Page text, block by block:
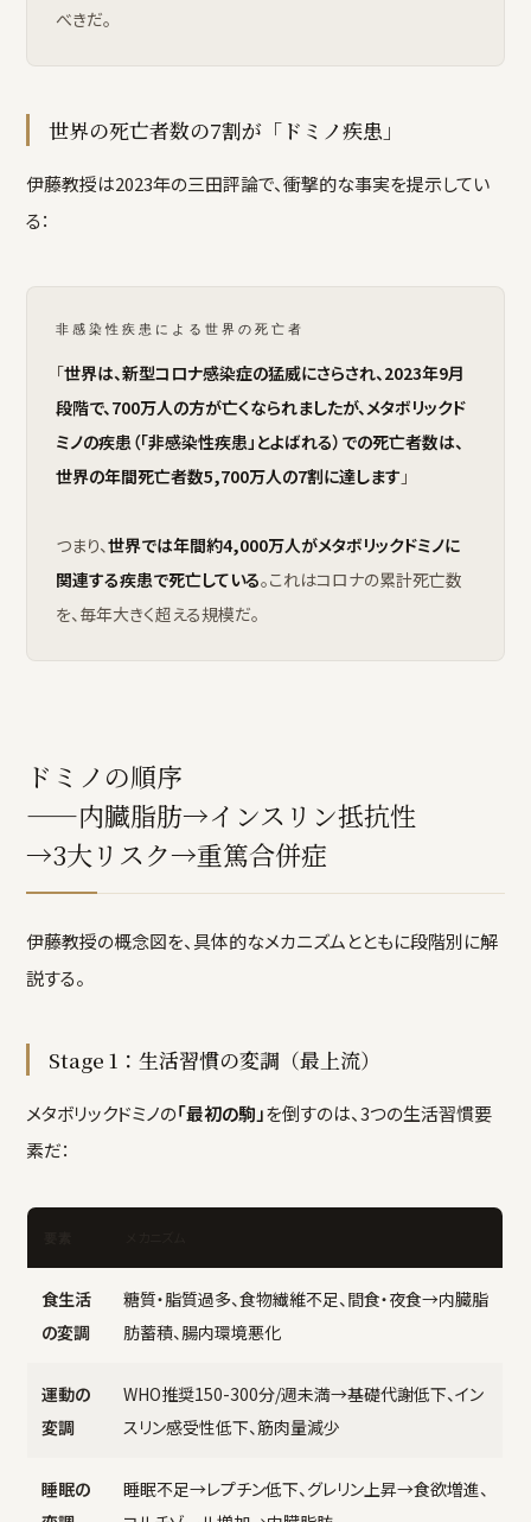
べきだ。
世界の死亡者数の7割が「ドミノ疾患」
伊藤教授は2023年の三田評論で、衝撃的な事実を提示してい
る：
非感染性疾患による世界の死亡者
「世界は、新型コロナ感染症の猛威にさらされ、2023年9月
段階で、700万人の方が亡くなられましたが、メタボリックド
ミノの疾患（「非感染性疾患」とよばれる）での死亡者数は、
世界の年間死亡者数5,700万人の7割に達します 」
つまり、世界では年間約4,000万人がメタボリックドミノに
関連する疾患で死亡している。これはコロナの累計死亡数
を、毎年大きく超える規模だ。
ドミノの順序
——内臓脂肪→インスリン抵抗性
→3大リスク→重篤合併症
伊藤教授の概念図を、具体的なメカニズムとともに段階別に解
説する。
Stage 1：生活習慣の変調（最上流）
メタボリックドミノの「最初の駒」を倒すのは、3つの生活習慣要
素だ：
食生活
の変調
糖質・脂質過多、食物繊維不足、間食・夜食→内臓脂
肪蓄積、腸内環境悪化
運動の
変調
WHO推奨150-300分/週未満→基礎代謝低下、イン
スリン感受性低下、筋肉量減少
睡眠の
睡眠不足→レプチン低下、グレリン上昇→食欲増進、